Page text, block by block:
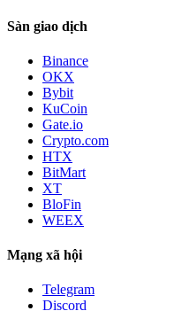
Sàn giao dịch
Binance
OKX
Bybit
KuCoin
Gate.io
Crypto.com
HTX
BitMart
XT
BloFin
WEEX
Mạng xã hội
Telegram
Discord